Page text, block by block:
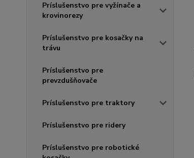
Príslušenstvo pre vyžínače a
krovinorezy
Príslušenstvo pre kosačky na
trávu
Príslušenstvo pre
prevzdušňovače
Príslušenstvo pre traktory
Príslušenstvo pre ridery
Príslušenstvo pre robotické